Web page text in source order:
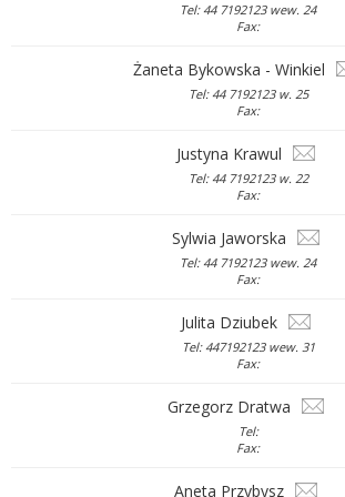
Tel: 44 7192123 wew. 24
Fax:
Żaneta Bykowska - Winkiel
Tel: 44 7192123 w. 25
Fax:
Justyna Krawul
Tel: 44 7192123 w. 22
Fax:
Sylwia Jaworska
Tel: 44 7192123 wew. 24
Fax:
Julita Dziubek
Tel: 447192123 wew. 31
Fax:
Grzegorz Dratwa
Tel:
Fax:
Aneta Przybysz